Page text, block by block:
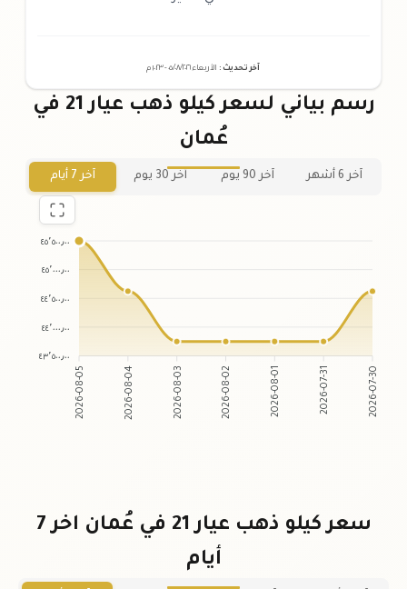
آخر تحديث : الأربعاء ٠٥ /٠٨/٢٠٢٦ - ١٠:٢٣ م
رسم بياني لسعر كيلو ذهب عيار 21 في
عُمان
آخر 6 أشهر آخر 90 يوم آخر 30 يوم آخر 7 أيام
٤٥٬٥٠٠٫٠٠
٤٥٬٠٠٠٫٠٠
٤٤٬٥٠٠٫٠٠
٤٤٬٠٠٠٫٠٠
٤٣٬٥٠٠٫٠٠
2026-08-05 2026-08-04 2026-08-03 2026-08-02 2026-08-01 2026-07-31 2026-07-30
سعر كيلو ذهب عيار 21 في عُمان اخر 7
أيام